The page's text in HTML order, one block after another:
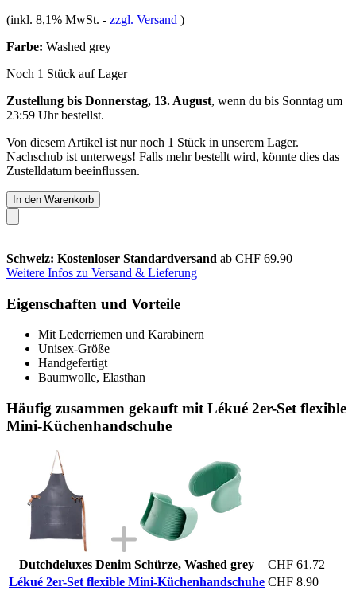
(inkl. 8,1% MwSt. - zzgl. Versand )
Farbe: Washed grey
Noch 1 Stück auf Lager
Zustellung bis Donnerstag, 13. August, wenn du bis Sonntag um
23:59 Uhrbestellst.
Von diesem Artikel ist nur noch 1 Stück in unserem Lager.
Nachschub ist unterwegs! Falls mehr bestellt wird, könnte dies das
Zustelldatum beeinflussen.
In den Warenkorb
Schweiz: Kostenloser Standardversand ab CHF 69.90
Weitere Infos zu Versand & Lieferung
Eigenschaften und Vorteile
Mit Lederriemen und Karabinern
Unisex-Größe
Handgefertigt
Baumwolle, Elasthan
Häufig zusammen gekauft mit Lékué 2er-Set flexible
Mini-Küchenhandschuhe
Dutchdeluxes Denim Schürze, Washed grey
CHF 61.72
Lékué 2er-Set flexible Mini-Küchenhandschuhe CHF 8.90